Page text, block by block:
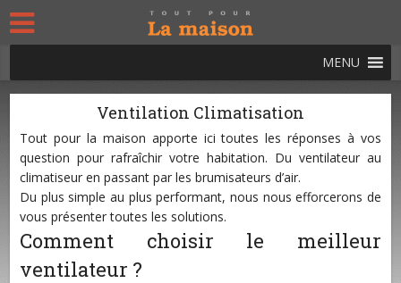
MENU
Ventilation Climatisation
Tout pour la maison apporte ici toutes les réponses à vos
question pour rafraîchir votre habitation. Du ventilateur au
climatiseur en passant par les brumisateurs d’air.
Du plus simple au plus performant, nous nous efforcerons de
vous présenter toutes les solutions.
Comment choisir le meilleur
ventilateur ?